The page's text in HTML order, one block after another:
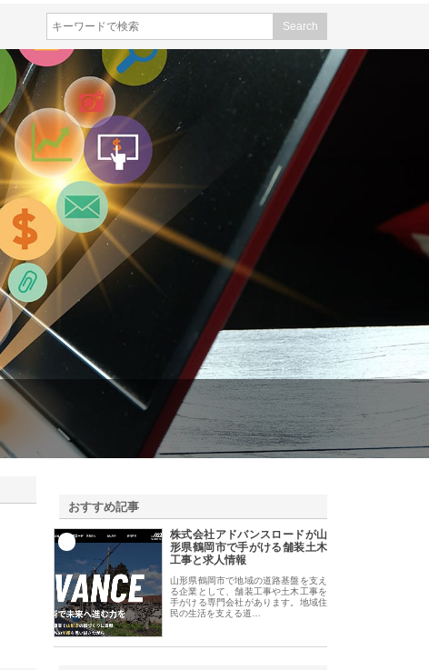
おすすめ記事
株式会社アドバンスロードが山
形県鶴岡市で手がける舗装土木
工事と求人情報
山形県鶴岡市で地域の道路基盤を支え
る企業として、舗装工事や土木工事を
手がける専門会社があります。地域住
民の生活を支える道…